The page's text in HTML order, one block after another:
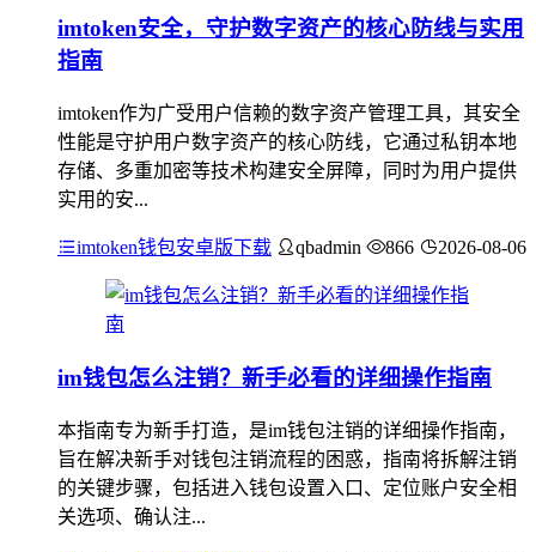
imtoken安全，守护数字资产的核心防线与实用
指南
imtoken作为广受用户信赖的数字资产管理工具，其安全
性能是守护用户数字资产的核心防线，它通过私钥本地
存储、多重加密等技术构建安全屏障，同时为用户提供
实用的安...
imtoken钱包安卓版下载 qbadmin 866 2026-08-06
im钱包怎么注销？新手必看的详细操作指南
本指南专为新手打造，是im钱包注销的详细操作指南，
旨在解决新手对钱包注销流程的困惑，指南将拆解注销
的关键步骤，包括进入钱包设置入口、定位账户安全相
关选项、确认注...